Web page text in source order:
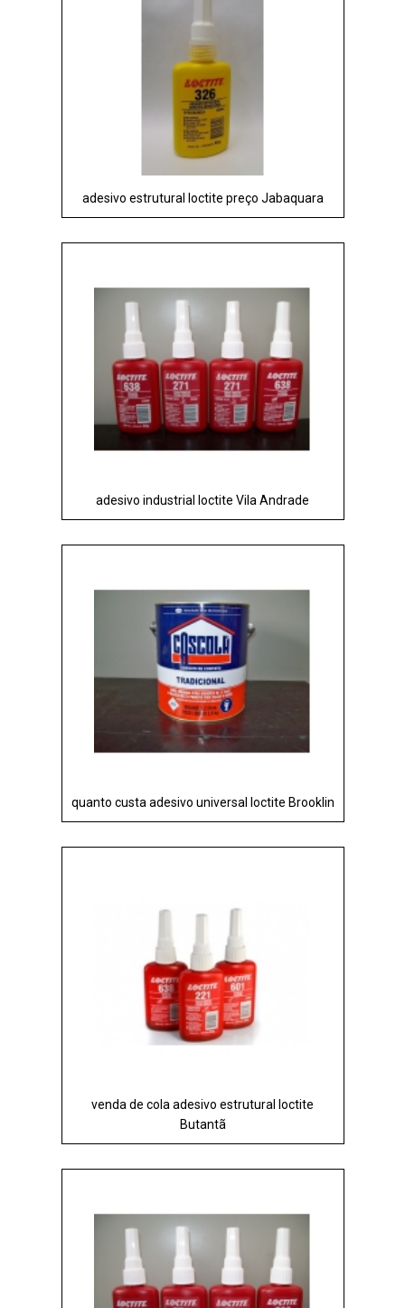
adesivo estrutural loctite preço Jabaquara
adesivo industrial loctite Vila Andrade
quanto custa adesivo universal loctite Brooklin
venda de cola adesivo estrutural loctite
Butantã